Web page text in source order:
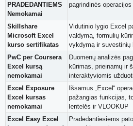
PRADEDANTIEMS
Nemokamai
pagrindinės
Skillshare
Microsoft Excel
kurso sertifikatas
Vidutinio lygio Excel
valdymą, formulių
vykdymą ir suvestinių
PwC per Coursera
Excel kursą
nemokamai
Duomenų analizės
kūrimas, prieinamų ir
interaktyviomis
Excel Exposure
Excel kursas
nemokamai
Išsamus „Excel“
pažangias funkcijas,
lentelės ir VLOOKUP
Excel Easy Excel
Pradedantiesiems